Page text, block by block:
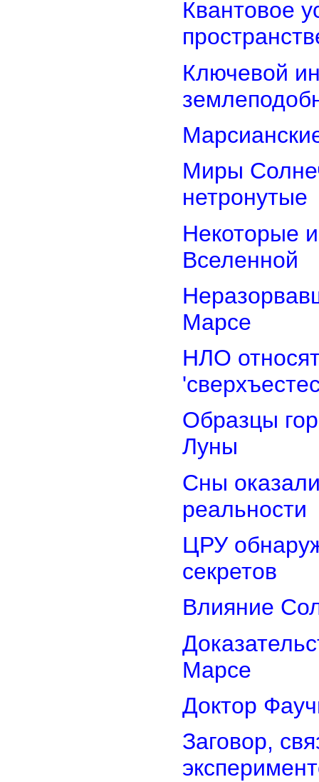
Квантовое
Ключевой
Миры
нетронутые
Некоторые
Вселенной
Марсе
НЛО
Образцы
Луны
Сны
реальности
ЦРУ
секретов
Влияние
Марсе
Доктор
Заговор,